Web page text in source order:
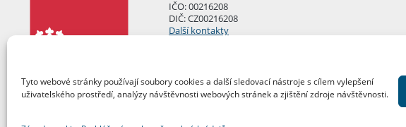
Tyto webové stránky používají soubory cookies a další sledovací nástroje s cílem vylepšení
uživatelského prostředí, analýzy návštěvnosti webových stránek a zjištění zdroje návštěvnosti.
IČO: 00216208
DIČ: CZ00216208
Další kontakty